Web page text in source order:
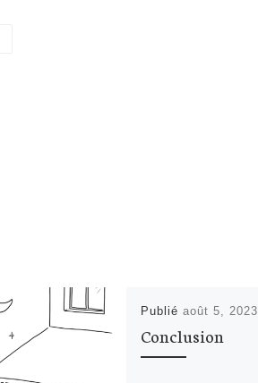
Publié août 5, 2023
Conclusion